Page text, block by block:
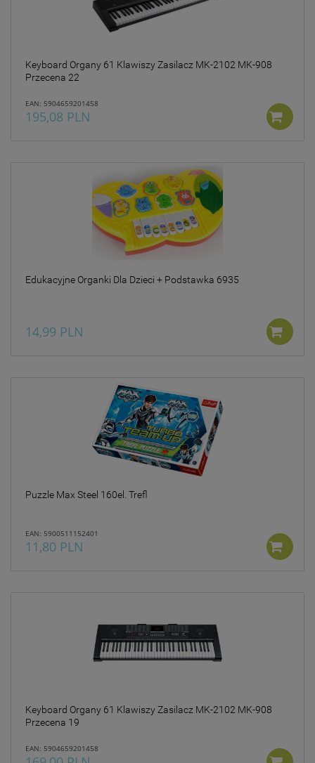
Keyboard Organy 61 Klawiszy Zasilacz MK-2102 MK-908
Przecena 22
EAN: 5904659201458
195,08 PLN
Edukacyjne Organki Dla Dzieci + Podstawka 6935
14,99 PLN
Puzzle Max Steel 160el. Trefl
EAN: 5900511152401
11,80 PLN
Keyboard Organy 61 Klawiszy Zasilacz MK-2102 MK-908
Przecena 19
EAN: 5904659201458